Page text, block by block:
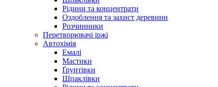
Рідини та концентрати
Оздоблення та захист деревини
Розчинники
Перетворювачі іржі
Автохімія
Емалі
Мастики
Ґрунтівки
Шпаклівки